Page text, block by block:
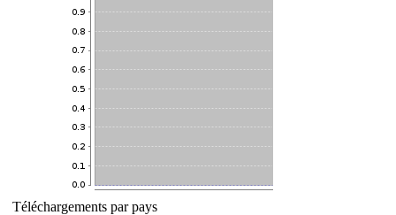
Téléchargements par pays